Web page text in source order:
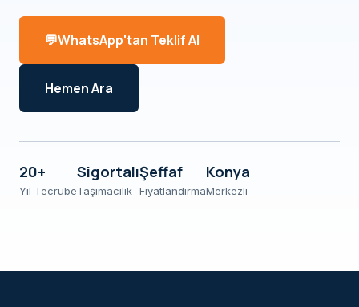
WhatsApp'tan Teklif Al
Hemen Ara
20+
Yıl Tecrübe
Sigortalı
Taşımacılık
Şeffaf
Fiyatlandırma
Konya
Merkezli